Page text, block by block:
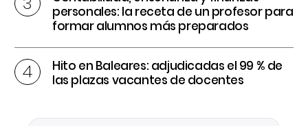
personales: la receta de un profesor para
formar alumnos más preparados
Hito en Baleares: adjudicadas el 99 % de
las plazas vacantes de docentes